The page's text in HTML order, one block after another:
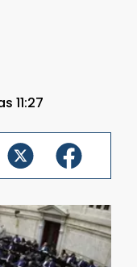
11:27